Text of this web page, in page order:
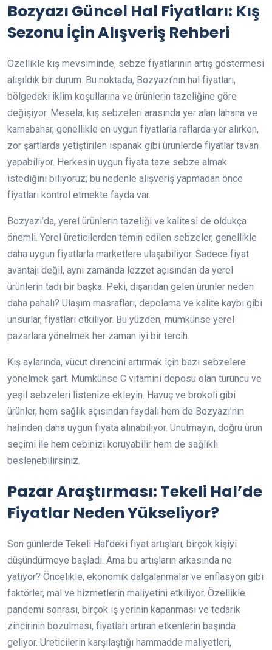
Bozyazı Güncel Hal Fiyatları: Kış
Sezonu İçin Alışveriş Rehberi
Özellikle kış mevsiminde, sebze fiyatlarının artış göstermesi
alışıldık bir durum. Bu noktada, Bozyazı’nın hal fiyatları,
bölgedeki iklim koşullarına ve ürünlerin tazeliğine göre
değişiyor. Mesela, kış sebzeleri arasında yer alan lahana ve
karnabahar, genellikle en uygun fiyatlarla raflarda yer alırken,
zor şartlarda yetiştirilen ıspanak gibi ürünlerde fiyatlar tavan
yapabiliyor. Herkesin uygun fiyata taze sebze almak
istediğini biliyoruz; bu nedenle alışveriş yapmadan önce
fiyatları kontrol etmekte fayda var.
Bozyazı’da, yerel ürünlerin tazeliği ve kalitesi de oldukça
önemli. Yerel üreticilerden temin edilen sebzeler, genellikle
daha uygun fiyatlarla marketlere ulaşabiliyor. Sadece fiyat
avantajı değil, aynı zamanda lezzet açısından da yerel
ürünlerin tadı bir başka. Peki, dışarıdan gelen ürünler neden
daha pahalı? Ulaşım masrafları, depolama ve kalite kaybı gibi
unsurlar, fiyatları etkiliyor. Bu yüzden, mümkünse yerel
pazarlara yönelmek her zaman iyi bir tercih.
Kış aylarında, vücut direncini artırmak için bazı sebzelere
yönelmek şart. Mümkünse C vitamini deposu olan turuncu ve
yeşil sebzeleri listenize ekleyin. Havuç ve brokoli gibi
ürünler, hem sağlık açısından faydalı hem de Bozyazı’nın
halinden daha uygun fiyata alınabiliyor. Unutmayın, doğru ürün
seçimi ile hem cebinizi koruyabilir hem de sağlıklı
beslenebilirsiniz.
Pazar Araştırması: Tekeli Hal’de
Fiyatlar Neden Yükseliyor?
Son günlerde Tekeli Hal’deki fiyat artışları, birçok kişiyi
düşündürmeye başladı. Ama bu artışların arkasında ne
yatıyor? Öncelikle, ekonomik dalgalanmalar ve enflasyon gibi
faktörler, mal ve hizmetlerin maliyetini etkiliyor. Özellikle
pandemi sonrası, birçok iş yerinin kapanması ve tedarik
zincirinin bozulması, fiyatları artıran etkenlerin başında
geliyor. Üreticilerin karşılaştığı hammadde maliyetleri,